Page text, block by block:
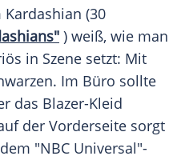
Kardashian (30
) weiß, wie man
in Szene setzt: Mit
Im Büro sollte
das Blazer-Kleid
der Vorderseite sorgt
"NBC Universal"-